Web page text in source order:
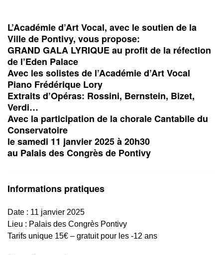
L’Académie d’Art Vocal, avec le soutien de la
Ville de Pontivy, vous propose:
GRAND GALA LYRIQUE au profit de la réfection
de l’Eden Palace
Avec les solistes de l’Académie d’Art Vocal
Piano Frédérique Lory
Extraits d’Opéras: Rossini, Bernstein, Bizet,
Verdi…
Avec la participation de la chorale Cantabile du
Conservatoire
le samedi 11 janvier 2025 à 20h30
au Palais des Congrès de Pontivy
Informations pratiques
Date : 11 janvier 2025
Lieu : Palais des Congrès Pontivy
Tarifs unique 15€ – gratuit pour les -12 ans